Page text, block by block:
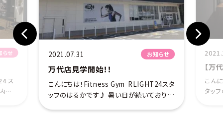
らせ
ス
の
2021.07.31 お知らせ
万代店見学開始！！
こんにちは！Fitness Gym RLIGHT24スタ
ッフのはるかです♪ 暑い日が続いておりま
【万
こん
タッ